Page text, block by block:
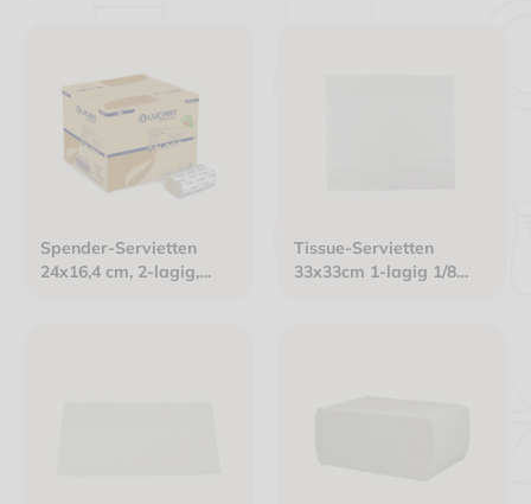
Spender-Servietten
24x16,4 cm, 2-lagig,
Tissue-Servietten
33x33cm 1-lagig 1/8